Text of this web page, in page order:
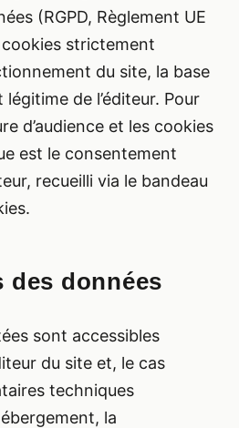
(RGPD, Règlement UE
strictement
du site, la base
légitime de l’éditeur. Pour
d’audience et les cookies
est le consentement
recueilli via le bandeau
des données
sont accessibles
du site et, le cas
techniques
la